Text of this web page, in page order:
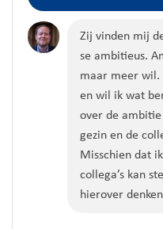
Zij vinden mij
se ambitieus.
maar meer
en wil ik wat
over de
gezin en de
Misschien dat
collega’s kan
hierover